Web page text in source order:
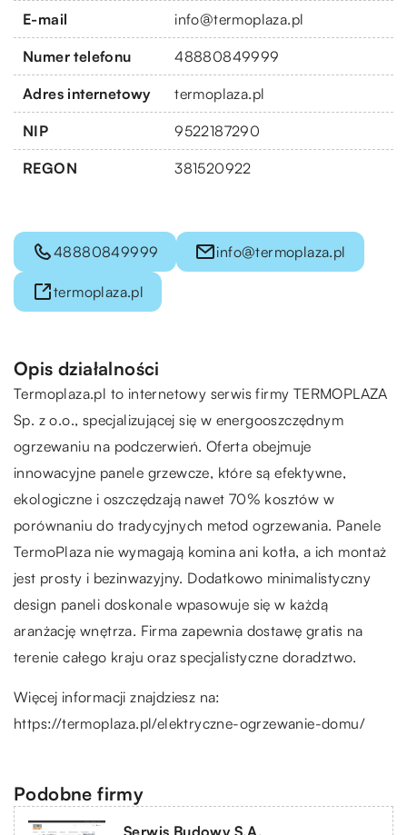
E-mail info@termoplaza.pl
Numer telefonu 48880849999
Adres internetowy termoplaza.pl
NIP 9522187290
REGON 381520922
48880849999 info@termoplaza.pl
termoplaza.pl
Opis działalności
Termoplaza.pl to internetowy serwis firmy TERMOPLAZA
Sp. z o.o., specjalizującej się w energooszczędnym
ogrzewaniu na podczerwień. Oferta obejmuje
innowacyjne panele grzewcze, które są efektywne,
ekologiczne i oszczędzają nawet 70% kosztów w
porównaniu do tradycyjnych metod ogrzewania. Panele
TermoPlaza nie wymagają komina ani kotła, a ich montaż
jest prosty i bezinwazyjny. Dodatkowo minimalistyczny
design paneli doskonale wpasowuje się w każdą
aranżację wnętrza. Firma zapewnia dostawę gratis na
terenie całego kraju oraz specjalistyczne doradztwo.
Więcej informacji znajdziesz na:
https://termoplaza.pl/elektryczne-ogrzewanie-domu/
Podobne firmy
Serwis Budowy S.A.